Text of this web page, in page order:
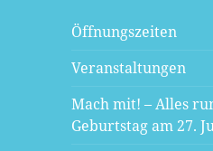
Öffnungszeiten
Veranstaltungen
Mach mit! – Alles
Geburtstag am 27.